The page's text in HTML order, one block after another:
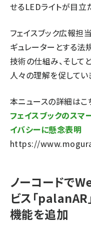
せるLEDライトが目立
フェイスブック広報担
ギュレーターとする法
技術の仕組み、そして
人々の理解を促してい
本ニュースの詳細はこ
フェイスブックのスマ
イバシーに懸念表明
https://
ノーコードで
ビス「palanAR
機能を追加